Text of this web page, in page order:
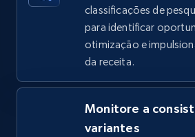
668+
TikTok Shop - category
URL, Title, Available, Description,
price, Final price, Discount
classificações de
para identificar
otimização e
da receita.
Monitore a
variantes